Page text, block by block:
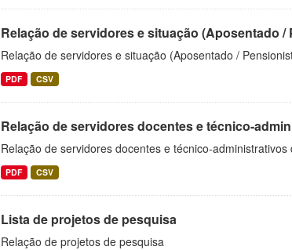
Relação de servidores e situação (Aposentado /
Relação de servidores e situação (Aposentado /
PDF CSV
Relação de servidores docentes e técnico-
Relação de servidores docentes e técnico-administrativos
PDF CSV
Lista de projetos de pesquisa
Relação de projetos de pesquisa